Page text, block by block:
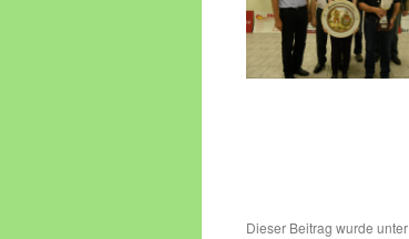
Dieser Beitrag wurde unter